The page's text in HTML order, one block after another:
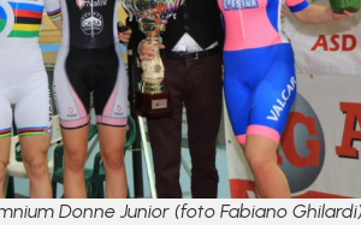
Donne Junior (foto Fabiano